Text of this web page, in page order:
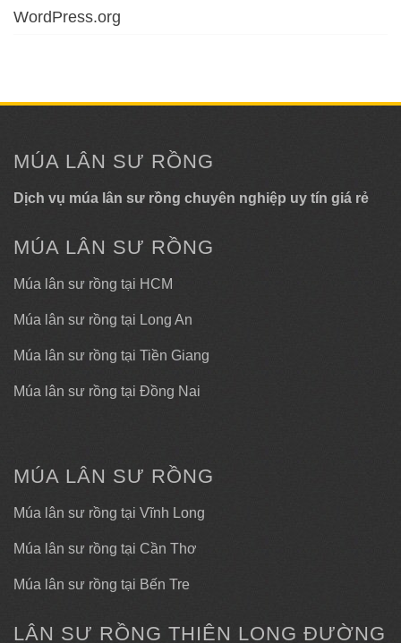
WordPress.org
MÚA LÂN SƯ RỒNG
Dịch vụ múa lân sư rồng chuyên nghiệp uy tín giá rẻ
MÚA LÂN SƯ RỒNG
Múa lân sư rồng tại HCM
Múa lân sư rồng tại Long An
Múa lân sư rồng tại Tiền Giang
Múa lân sư rồng tại Đồng Nai
MÚA LÂN SƯ RỒNG
Múa lân sư rồng tại Vĩnh Long
Múa lân sư rồng tại Cần Thơ
Múa lân sư rồng tại Bến Tre
LÂN SƯ RỒNG THIÊN LONG ĐƯỜNG